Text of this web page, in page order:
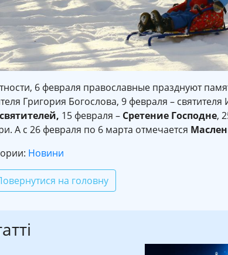
6 февраля православные празднуют
Григория Богослова, 9 февраля –
15 февраля – Сретение Господне,
А с 26 февраля по 6 марта отмечается
Новини
на головну